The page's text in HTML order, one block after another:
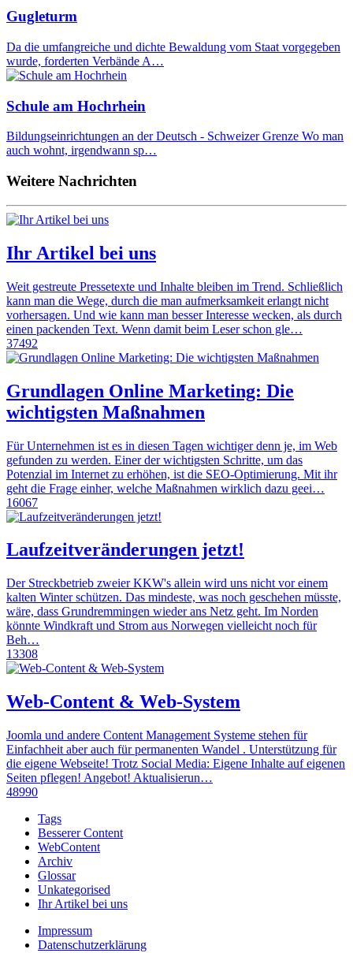
Gugleturm
Da die umfangreiche und dichte Bewaldung vom Staat vorgegeben
wurde, forderten Verbände A…
Schule am Hochrhein
Bildungseinrichtungen an der Deutsch - Schweizer Grenze Wo man
auch wohnt, irgendwann sp…
Weitere Nachrichten
Ihr Artikel bei uns
Weit gestreute Pressetexte und Inhalte bleiben im Trend. Schließlich
kann man die Wege, durch die man aufmerksamkeit erlangt nicht
vorhersagen. Und wie kann man besser Interesse wecken, als durch
einen packenden Text. Wenn damit beim Leser schon gle…
37492
Grundlagen Online Marketing: Die
wichtigsten Maßnahmen
Für Unternehmen ist es in diesen Tagen wichtiger denn je, im Web
gefunden zu werden. Einer der wichtigsten Schritte, um das
Potenzial im Internet zu erhöhen, ist die SEO-Optimierung. Mit ihr
geht die Frage einher, welche Maßnahmen wirklich dazu geei…
16067
Laufzeitveränderungen jetzt!
Der Streckbetrieb zweier KKW's allein wird uns nicht vor einem
kalten Winter schützen. Das mindeste, was noch geschehen müsste,
wäre, dass Grundremmingen wieder ans Netz geht. Im Norden
könnte Windkraft und Strom aus Norwegen vielleicht noch für
Beh…
13308
Web-Content & Web-System
Joomla und andere Content Management Systeme stehen für
Einfachheit aber auch für permanenten Wandel . Unterstützung für
die eigene Webseite! Trotz Social Media: Eigene Inhalte auf eigenen
Seiten pflegen! Angebot! Aktualisierun…
48990
Tags
Besserer Content
WebContent
Archiv
Glossar
Unkategorised
Ihr Artikel bei uns
Impressum
Datenschutzerklärung